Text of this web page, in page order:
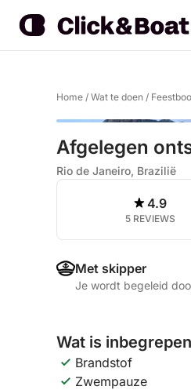
Home / Wat te doen /
Afgelegen
Rio de Janeiro, Brazilië
4.9
5 REVIEWS
Met skipper
Je wordt begeleid
Wat is inbegrepen
Brandstof
Zwempauze